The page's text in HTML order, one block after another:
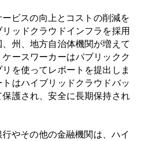
ービスの向上とコストの削減を
ッドクラウドインフラを採用
州、地方自治体機関が増えて
ースワーカーはパブリックク
を使ってレポートを提出しま
はハイブリッドクラウドバッ
護され、安全に長期保持され
行やその他の金融機関は、ハイ